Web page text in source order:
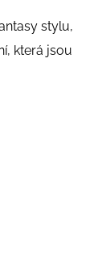
stylu,
která jsou